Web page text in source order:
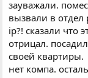
зауважали.
вызвали в отдел
iр?! сказали что
отрицал.
своей квартиры.
нет компа.